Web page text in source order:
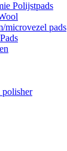
Polijstpads
microvezel pads